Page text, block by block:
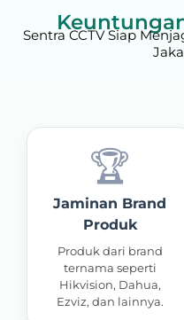
Sentra CCTV Siap
🏆
Jaminan Brand
Produk
Produk dari brand
ternama seperti
Hikvision, Dahua,
Ezviz, dan lainnya.